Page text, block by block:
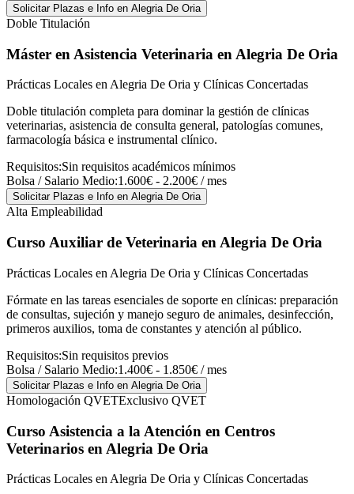
Solicitar Plazas e Info en Alegria De Oria
Doble Titulación
Máster en Asistencia Veterinaria en Alegria De Oria
Prácticas Locales en Alegria De Oria y Clínicas Concertadas
Doble titulación completa para dominar la gestión de clínicas
veterinarias, asistencia de consulta general, patologías comunes,
farmacología básica e instrumental clínico.
Requisitos:Sin requisitos académicos mínimos
Bolsa / Salario Medio:1.600€ - 2.200€ / mes
Solicitar Plazas e Info en Alegria De Oria
Alta Empleabilidad
Curso Auxiliar de Veterinaria en Alegria De Oria
Prácticas Locales en Alegria De Oria y Clínicas Concertadas
Fórmate en las tareas esenciales de soporte en clínicas: preparación
de consultas, sujeción y manejo seguro de animales, desinfección,
primeros auxilios, toma de constantes y atención al público.
Requisitos:Sin requisitos previos
Bolsa / Salario Medio:1.400€ - 1.850€ / mes
Solicitar Plazas e Info en Alegria De Oria
Homologación QVETExclusivo QVET
Curso Asistencia a la Atención en Centros
Veterinarios en Alegria De Oria
Prácticas Locales en Alegria De Oria y Clínicas Concertadas